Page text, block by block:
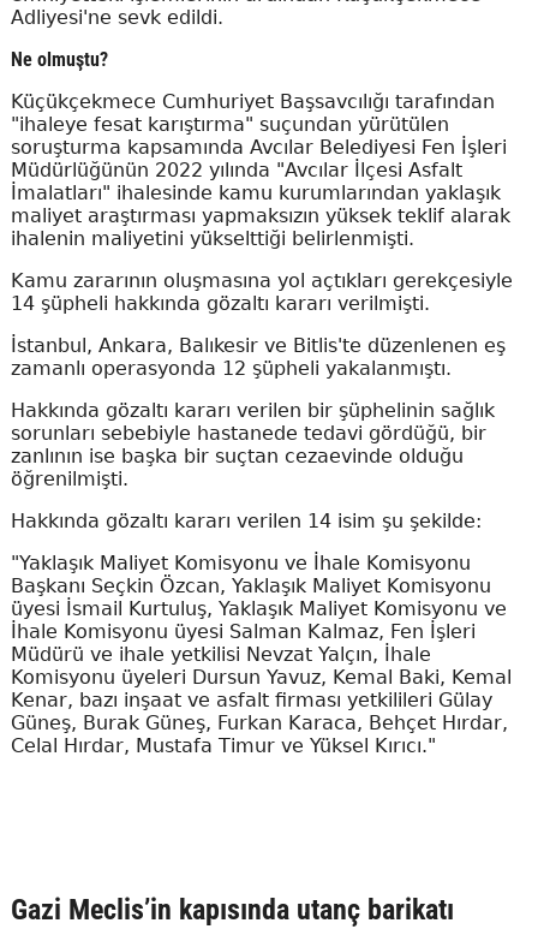
Adliyesi'ne sevk edildi.
Ne olmuştu?
Küçükçekmece Cumhuriyet Başsavcılığı tarafından
"ihaleye fesat karıştırma" suçundan yürütülen
soruşturma kapsamında Avcılar Belediyesi Fen İşleri
Müdürlüğünün 2022 yılında "Avcılar İlçesi Asfalt
İmalatları" ihalesinde kamu kurumlarından yaklaşık
maliyet araştırması yapmaksızın yüksek teklif alarak
ihalenin maliyetini yükselttiği belirlenmişti.
Kamu zararının oluşmasına yol açtıkları gerekçesiyle
14 şüpheli hakkında gözaltı kararı verilmişti.
İstanbul, Ankara, Balıkesir ve Bitlis'te düzenlenen eş
zamanlı operasyonda 12 şüpheli yakalanmıştı.
Hakkında gözaltı kararı verilen bir şüphelinin sağlık
sorunları sebebiyle hastanede tedavi gördüğü, bir
zanlının ise başka bir suçtan cezaevinde olduğu
öğrenilmişti.
Hakkında gözaltı kararı verilen 14 isim şu şekilde:
"Yaklaşık Maliyet Komisyonu ve İhale Komisyonu
Başkanı Seçkin Özcan, Yaklaşık Maliyet Komisyonu
üyesi İsmail Kurtuluş, Yaklaşık Maliyet Komisyonu ve
İhale Komisyonu üyesi Salman Kalmaz, Fen İşleri
Müdürü ve ihale yetkilisi Nevzat Yalçın, İhale
Komisyonu üyeleri Dursun Yavuz, Kemal Baki, Kemal
Kenar, bazı inşaat ve asfalt firması yetkilileri Gülay
Güneş, Burak Güneş, Furkan Karaca, Behçet Hırdar,
Celal Hırdar, Mustafa Timur ve Yüksel Kırıcı."
Gazi Meclis’in kapısında utanç barikatı